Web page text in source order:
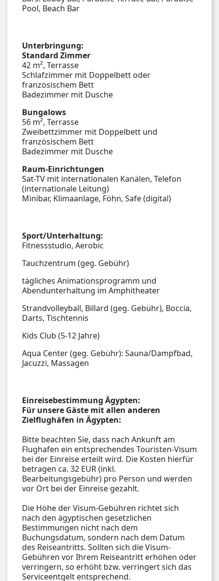
Pool, Beach Bar
Unterbringung:
Standard Zimmer
42 m², Terrasse
Schlafzimmer mit Doppelbett oder
französischem Bett
Badezimmer mit Dusche
Bungalows
56 m², Terrasse
Zweibettzimmer mit Doppelbett und
französischem Bett
Badezimmer mit Dusche
Raum-Einrichtungen
Sat-TV mit internationalen Kanälen, Telefon
(internationale Leitung)
Minibar, Klimaanlage, Föhn, Safe (digital)
Sport/Unterhaltung:
Fitnessstudio, Aerobic
Tauchzentrum (geg. Gebühr)
tägliches Animationsprogramm und
Abendunterhaltung im Amphitheater
Strandvolleyball, Billard (geg. Gebühr), Boccia,
Darts, Tischtennis
Kids Club (5-12 Jahre)
Aqua Center (geg. Gebühr): Sauna/Dampfbad,
Jacuzzi, Massagen
Einreisebestimmung Ägypten:
Für unsere Gäste mit allen anderen
Zielflughäfen in Ägypten:
Bitte beachten Sie, dass nach Ankunft am
Flughafen ein entsprechendes Touristen-Visum
bei der Einreise erteilt wird. Die Kosten hierfür
betragen ca. 32 EUR (inkl.
Bearbeitungsgebühr) pro Person und werden
vor Ort bei der Einreise gezahlt.
Die Höhe der Visum-Gebühren richtet sich
nach den ägyptischen gesetzlichen
Bestimmungen nicht nach dem
Buchungsdatum, sondern nach dem Datum
des Reiseantritts. Sollten sich die Visum-
Gebühren vor Ihrem Reiseantritt erhöhen oder
verringern, so erhöht bzw. verringert sich das
Serviceentgelt entsprechend.